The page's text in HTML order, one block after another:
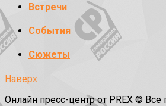
Встречи
События
Сюжеты
Наверх
Онлайн пресс-центр от PREX ©